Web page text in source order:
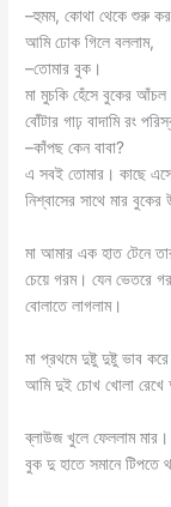
–হুমম, কোথা থেকে শুরু
আমি ঢোক গিলে বললাম,
–তোমার বুক।
মা মুচকি হেঁসে বুকের আঁচল
বোঁটার গাঢ় বাদামি রং
–কাঁপছ কেন বাবা?
এ সবই তোমার। কাছে
নিশ্বাসের সাথে মার
মা আমার এক হাত টেনে
চেয়ে গরম। যেন ভেতরে
বোলাতে লাগলাম।
মা প্রথমে দুষ্টু দুষ্টু ভাব
আমি দুই চোখ খোলা রেখে
ব্লাউজ খুলে ফেললাম
বুক দু হাতে সমানে টিপতে